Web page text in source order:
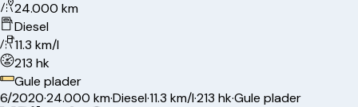
24.000 km
Diesel
11.3 km/l
213 hk
Gule plader
6/2020·24.000 km·Diesel·11.3 km/l·213 hk·Gule plader